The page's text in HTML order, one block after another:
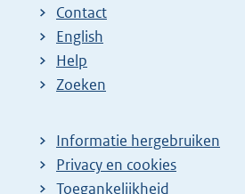
Contact
English
Help
Zoeken
Informatie hergebruiken
Privacy en cookies
Toegankelijkheid